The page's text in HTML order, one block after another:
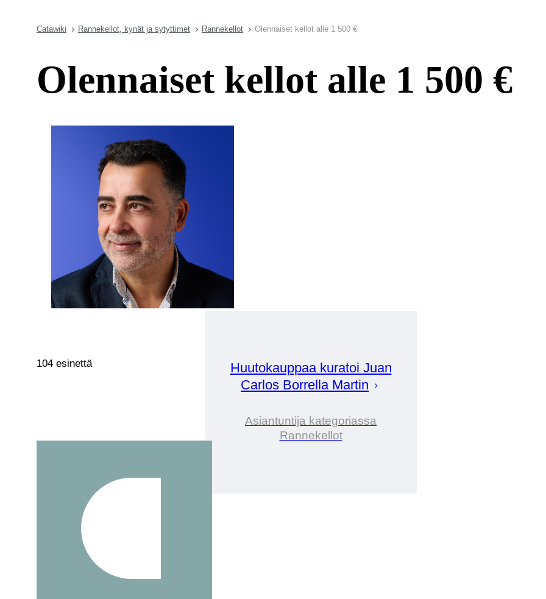
Catawiki Rannekellot, kynät ja sytyttimet Rannekellot Olennaiset kellot alle 1 500 €
Olennaiset kellot alle 1 500 €
Huutokauppaa kuratoi Juan
Carlos Borrella Martin
Asiantuntija kategoriassa
Rannekellot
104 esinettä